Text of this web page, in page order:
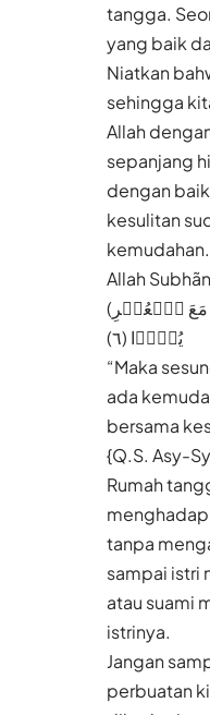
tangga.
yang baik
Niatkan
sehingga
Allah
sepanjang
dengan
kesulitan
kemudahan.
Allah
(فَإِنَّ مَعَ ٱلۡعُسۡرِ یُسۡرًا (٥) إِنَّ مَعَ ٱلۡعُسۡرِ
یُسۡرࣰا (٦)
“Maka
ada
bersama
{Q.S. Asy-
Rumah
tanpa
sampai istri
atau suami
istrinya.
Jangan
perbuatan